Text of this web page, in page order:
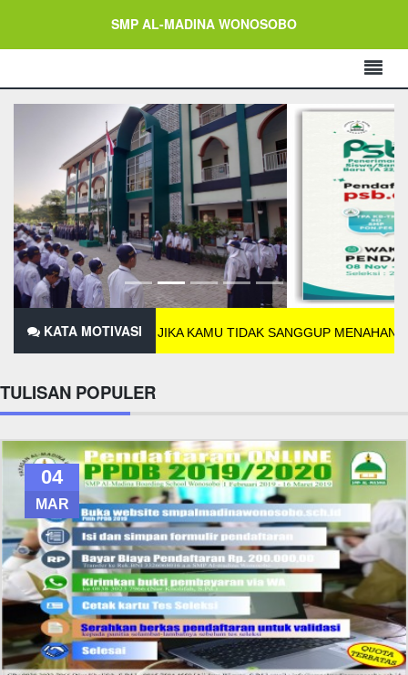
SMP AL-MADINA WONOSOBO
KATA MOTIVASI
JIKA KAMU TIDAK SANGGUP MENAHAN LELAHNYA
TULISAN POPULER
04
MAR